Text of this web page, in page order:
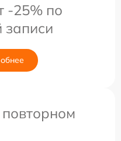
-25% по
записи